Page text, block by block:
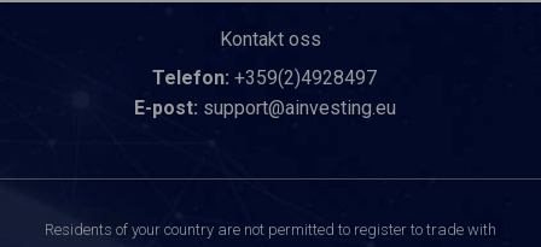
Kontakt oss
Telefon: +359(2)4928497
E-post: support@ainvesting.eu
Residents of your country are not permitted to register to trade with